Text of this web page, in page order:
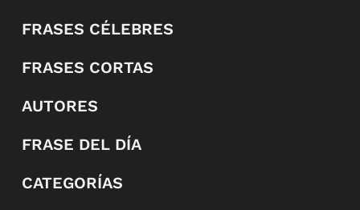
FRASES CÉLEBRES
FRASES CORTAS
AUTORES
FRASE DEL DÍA
CATEGORÍAS